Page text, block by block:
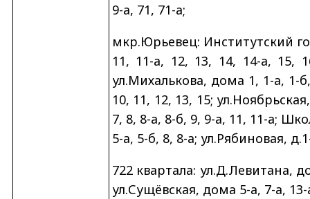
9-а, 71, 71-а;
мкр.Юрьевец: Институтский
11, 11-а, 12, 13, 14, 14-а, 15,
ул.Михалькова, дома 1, 1-а, 1-
10, 11, 12, 13, 15;
7, 8, 8-а, 8-б, 9, 9-а, 11, 11-а;
5-а, 5-б, 8, 8-а; ул.Рябиновая,
722 квартала: ул.Д.Левитана,
ул.Сущёвская, дома 5-а, 7-а,